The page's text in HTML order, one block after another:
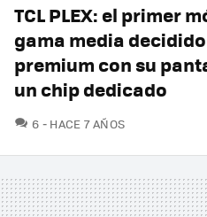
TCL PLEX: el primer
gama media
premium con su
un chip dedicado
6 COMENTARIOS
HACE 7 AÑOS